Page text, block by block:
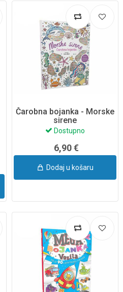
Čarobna bojanka - Morske
sirene
Dostupno
6,90 €
Dodaj u košaru